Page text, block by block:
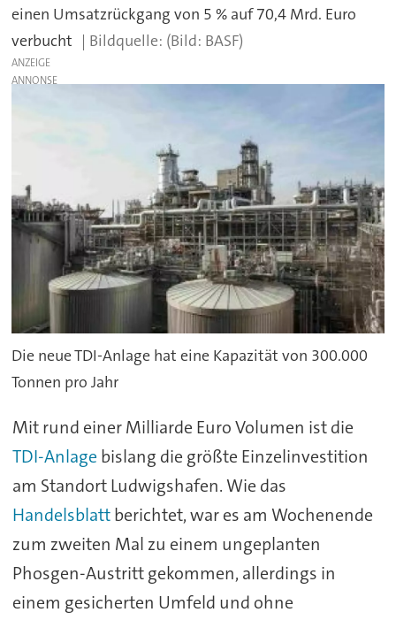
einen Umsatzrückgang von 5 % auf 70,4 Mrd. Euro
verbucht
(Bild: BASF)
ANZEIGE
Die neue TDI-Anlage hat eine Kapazität von 300.000
Tonnen pro Jahr
Mit rund einer Milliarde Euro Volumen ist die
TDI-Anlage bislang die größte Einzelinvestition
am Standort Ludwigshafen. Wie das
Handelsblattberichtet, war es am Wochenende
zum zweiten Mal zu einem ungeplanten
Phosgen-Austritt gekommen, allerdings in
einem gesicherten Umfeld und ohne